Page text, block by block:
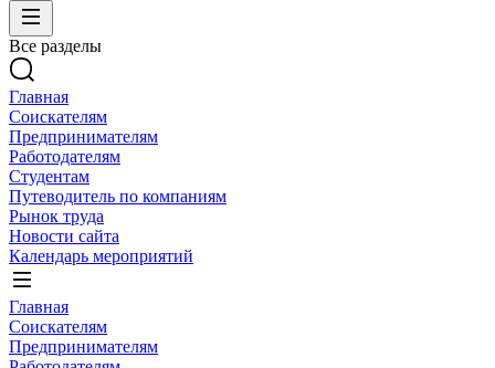
Все разделы
Главная
Соискателям
Предпринимателям
Работодателям
Студентам
Путеводитель по компаниям
Рынок труда
Новости сайта
Календарь мероприятий
Главная
Соискателям
Предпринимателям